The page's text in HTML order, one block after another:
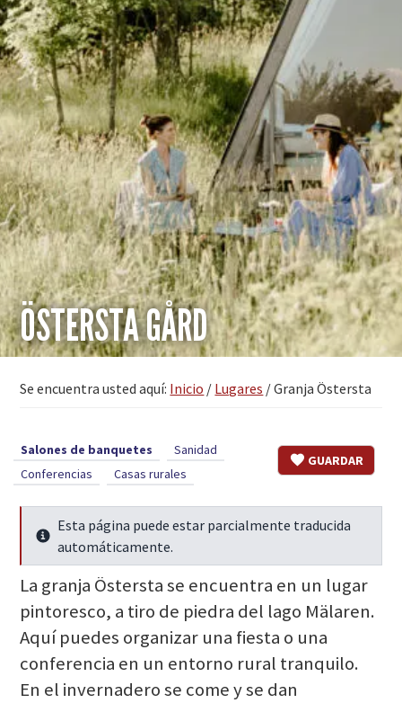
ÖSTERSTA GÅRD
Se encuentra usted aquí: Inicio / Lugares /Granja Östersta
GUARDAR
Salones de banquetes
Sanidad
Conferencias
Casas rurales
Seguir leyendo
Esta página puede estar parcialmente traducida
automáticamente.
La granja Östersta se encuentra en un lugar
pintoresco, a tiro de piedra del lago Mälaren.
Aquí puedes organizar una fiesta o una
conferencia en un entorno rural tranquilo.
En el invernadero se come y se dan